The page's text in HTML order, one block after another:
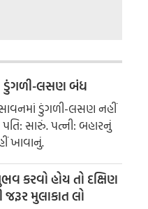
ડુંગળી-લસણ બંધ
ડુંગળી-લસણ નહીં
સારું. પત્ની: બહારનું
ખાવાનું.
કરવો હોય તો દક્ષિણ
મુલાકાત લો